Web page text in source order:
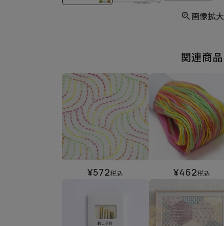
画像拡大
関連商品
¥572税込 ¥462税込